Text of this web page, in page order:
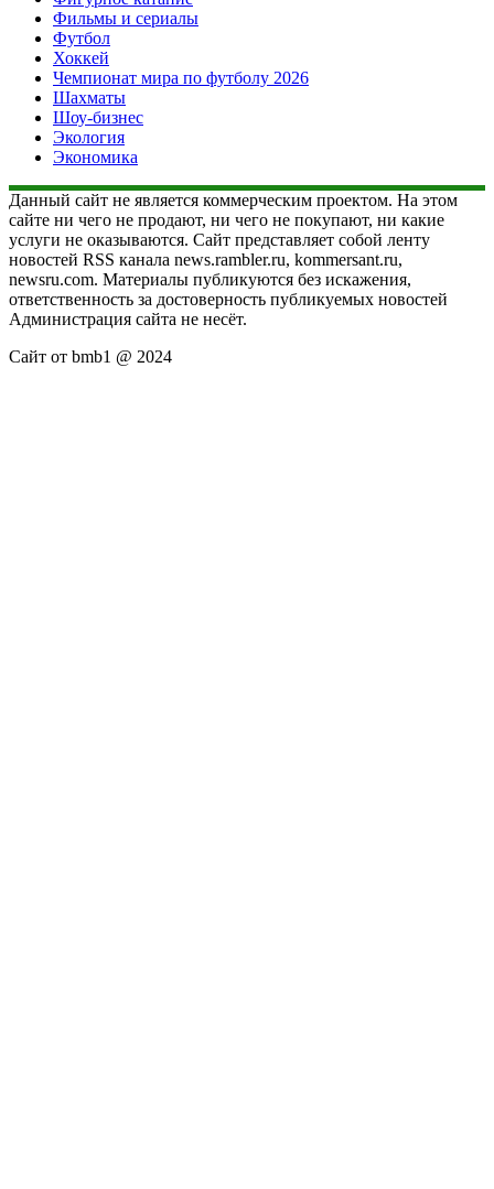
Фильмы и сериалы
Футбол
Хоккей
Чемпионат мира по футболу 2026
Шахматы
Шоу-бизнес
Экология
Экономика
Данный сайт не является коммерческим проектом. На этом
сайте ни чего не продают, ни чего не покупают, ни какие
услуги не оказываются. Сайт представляет собой ленту
новостей RSS канала news.rambler.ru, kommersant.ru,
newsru.com. Материалы публикуются без искажения,
ответственность за достоверность публикуемых новостей
Администрация сайта не несёт.
Сайт от bmb1 @ 2024